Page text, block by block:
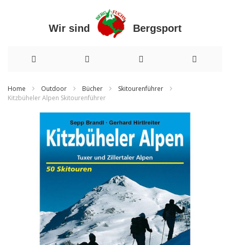
Wir sind Bergsport
zum
Home Outdoor Bücher
Skitourenführer
Kitzbüheler Alpen Skitourenführer
Bildergalerie